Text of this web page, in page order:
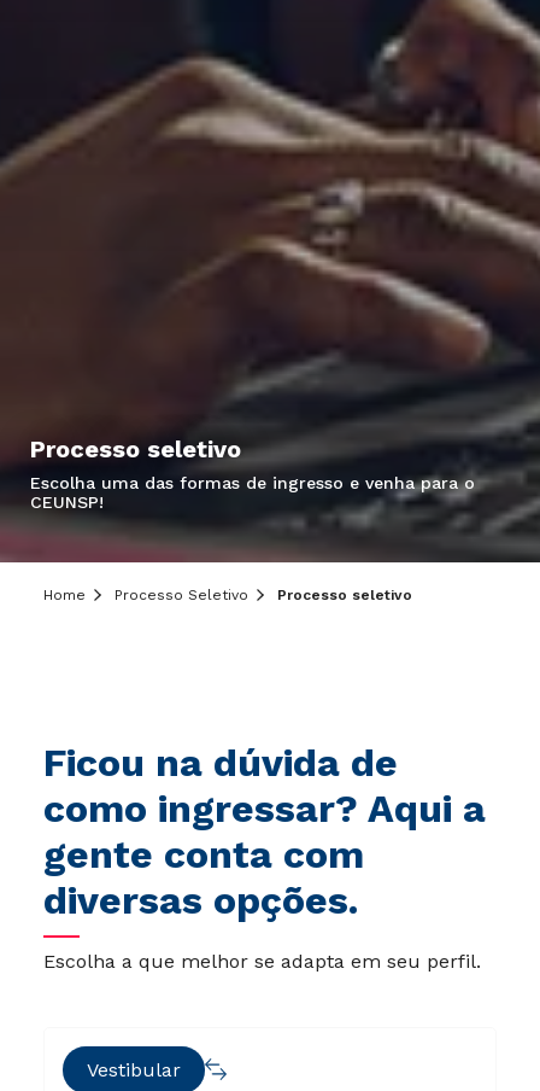
Processo seletivo
Escolha uma das formas de ingresso e venha para o
CEUNSP!
Home Processo Seletivo Processo seletivo
Ficou na dúvida de
como ingressar? Aqui a
gente conta com
diversas opções.
Escolha a que melhor se adapta em seu perfil.
Vestibular